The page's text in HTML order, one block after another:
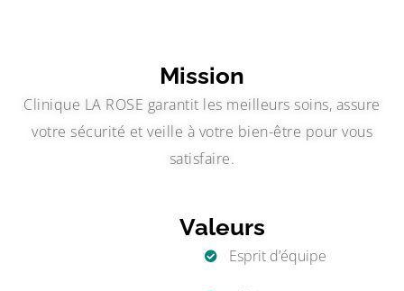
Mission
Clinique LA ROSE garantit les meilleurs soins, assure
votre sécurité et veille à votre bien-être pour vous
satisfaire.
Valeurs
Esprit d’équipe